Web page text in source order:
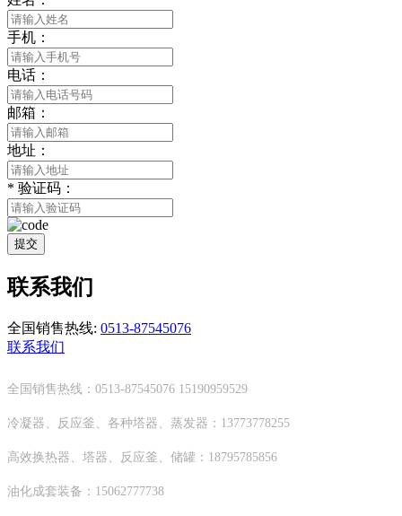
手机：
电话：
邮箱：
地址：
* 验证码：
提交
联系我们
全国销售热线: 0513-87545076
联系我们
全国销售热线：0513-87545076 15190959529
冷凝器、反应釜、各种塔器、蒸发器：13773778255
高效换热器、塔器、反应釜、储罐：18795785856
油化成套装备：15062777738